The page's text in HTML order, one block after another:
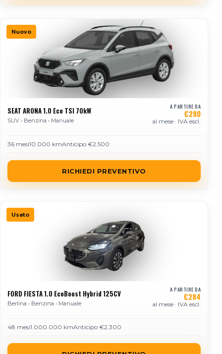
Nuovo
SEAT ARONA 1.0 Eco TSI 70kW
SUV • Benzina • Manuale
A PARTIRE DA
€280
al mese · IVA escl.
36 mesi10.000 kmAnticipo €2.500
RICHIEDI PREVENTIVO
Usato
FORD FIESTA 1.0 EcoBoost Hybrid 125CV
Berlina • Benzina • Manuale
A PARTIRE DA
€284
al mese · IVA escl.
48 mesi1.000.000 kmAnticipo €2.300